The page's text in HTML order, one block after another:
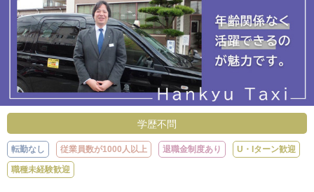
学歴不問
転勤なし 従業員数が1000人以上 退職金制度あり U・Iターン歓迎
職種未経験歓迎